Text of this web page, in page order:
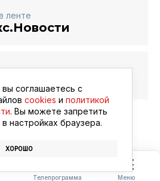
Телепрограмма Меню
ленте
ленте
Новости
соглашаетесь с
cookies и политикой
. Вы можете запретить
настройках браузера.
ХОРОШО